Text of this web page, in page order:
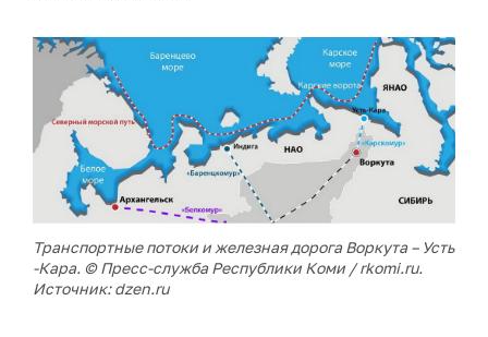
Транспортные потоки и железная дорога Воркута – Усть
-Кара. © Пресс-служба Республики Коми / rkomi.ru.
Источник: dzen.ru